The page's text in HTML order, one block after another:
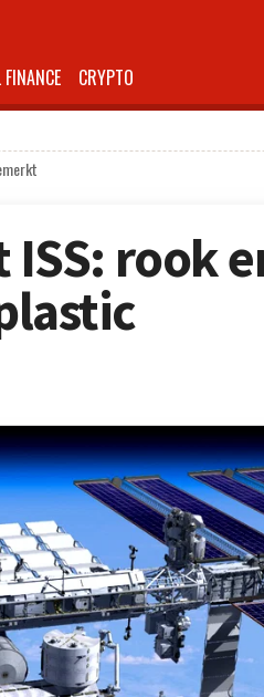
CRYPTO
rook